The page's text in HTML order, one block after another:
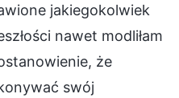
jakiegokolwiek
nawet modliłam
że
swój